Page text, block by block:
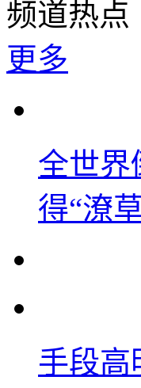
频道热点
更多
全世界
得“潦
手段高